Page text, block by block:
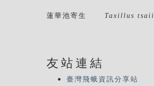
蓮華池寄生 Taxillus tsaii
友站連結
臺灣飛蛾資訊分享站